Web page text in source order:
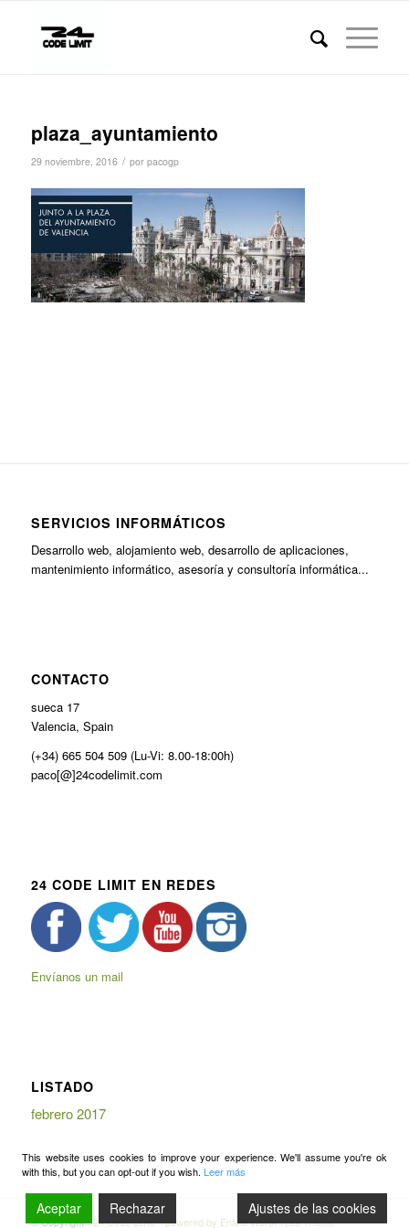
plaza_ayuntamiento
29 noviembre, 2016 / por pacogp
SERVICIOS INFORMÁTICOS
Desarrollo web, alojamiento web, desarrollo de aplicaciones,
mantenimiento informático, asesoría y consultoría informática...
CONTACTO
sueca 17
Valencia, Spain
(+34) 665 504 509 (Lu-Vi: 8.00-18:00h)
paco[@]24codelimit.com
24 CODE LIMIT EN REDES
Envíanos un mail
LISTADO
febrero 2017
© Copyright -24 Code Limit.-powered by Enfold WordPress Theme
This website uses cookies to improve your experience. We'll assume you're ok
with this, but you can opt-out if you wish. Leer más
Aceptar Rechazar Ajustes de las cookies